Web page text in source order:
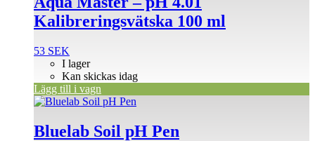
Kalibreringsvätska 100 ml
53 SEK
I lager
Kan skickas idag
Lägg till i vagn
Bluelab Soil pH Pen